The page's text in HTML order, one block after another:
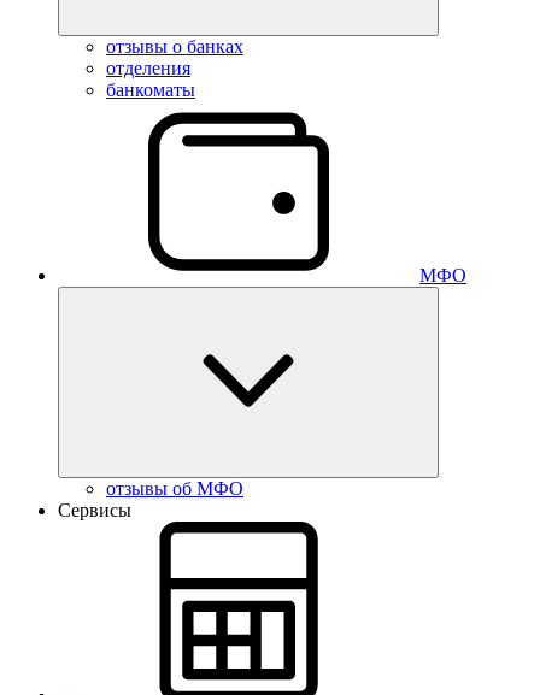
отзывы о банках
отделения
банкоматы
МФО
отзывы об МФО
Сервисы